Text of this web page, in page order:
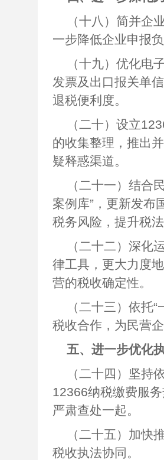
（十八）简并企
一步降低企业申报
（十九）优化电
发票及出口报关单
退税便利度。
（二十）设立
的收集整理，推出
疑释惑渠道。
（二十一）结合
案例库”，更新发布
税务风险，提升税
（二十二）深化
律工具，更大力度
营的税收确定性。
（二十三）依托
税收合作，为民营
五、进一步优化
（二十四）坚持
12366纳税缴费服
严肃查处一起。
（二十五）加快
税收执法协同。